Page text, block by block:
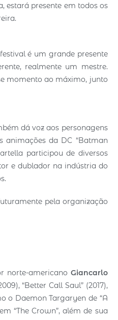
estará presente em todos os
é um grande presente
realmente um mestre.
momento ao máximo, junto
dá voz aos personagens
animações da DC “Batman
participou de diversos
e dublador na indústria do
pela organização
norte-americano Giancarlo
“Better Call Saul” (2017),
o Daemon Targaryen de “A
“The Crown”, além de sua